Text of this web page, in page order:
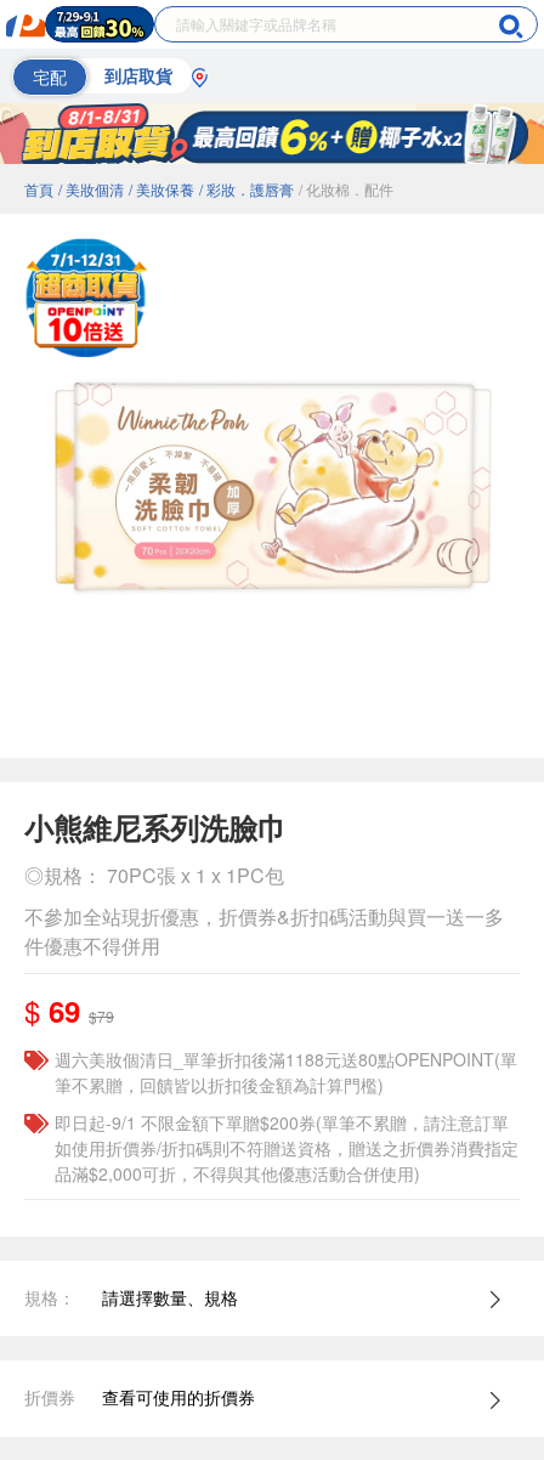
宅配 到店取貨
首頁 / 美妝個清 / 美妝保養 / 彩妝．護唇膏 / 化妝棉．配件
小熊維尼系列洗臉巾
◎規格： 70PC張 x 1 x 1PC包
不參加全站現折優惠，折價券&折扣碼活動與買一送一多
件優惠不得併用
$ 69 $79
週六美妝個清日_單筆折扣後滿1188元送80點OPENPOINT(單
筆不累贈，回饋皆以折扣後金額為計算門檻)
即日起-9/1 不限金額下單贈$200券(單筆不累贈，請注意訂單
如使用折價券/折扣碼則不符贈送資格，贈送之折價券消費指定
品滿$2,000可折，不得與其他優惠活動合併使用)
規格： 請選擇數量、規格
折價券 查看可使用的折價券